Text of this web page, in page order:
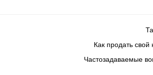
Как продать
Частозадаваемые